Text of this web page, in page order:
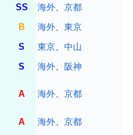
SS 海外
京都
B 海外
東京
S 東京
中山
S 海外
阪神
A 海外 京都
A 海外 京都